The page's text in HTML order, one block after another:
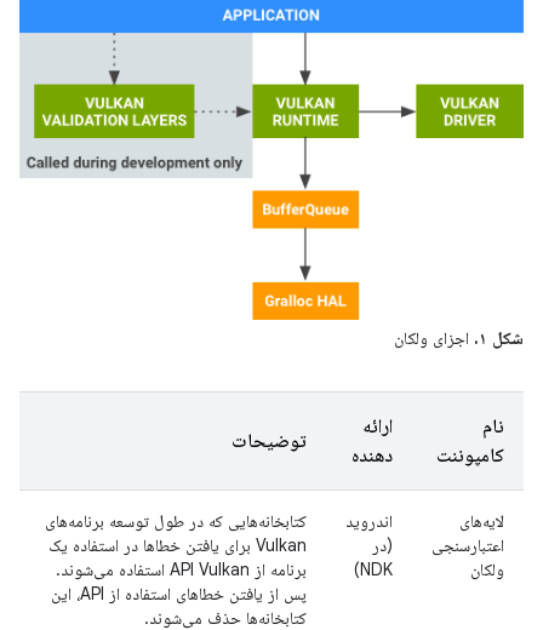
شکل ۱. اجزای ولکان
نام
کامپوننت
ارائه
دهنده
توضیحات
لایه‌های
اعتبارسنجی
ولکان
اندروید
(در
NDK)
کتابخانه‌هایی که در طول توسعه برنامه‌های
Vulkan برای یافتن خطاها در استفاده یک
برنامه از API Vulkan استفاده می‌شوند.
پس از یافتن خطاهای استفاده از API، این
کتابخانه‌ها حذف می‌شوند.